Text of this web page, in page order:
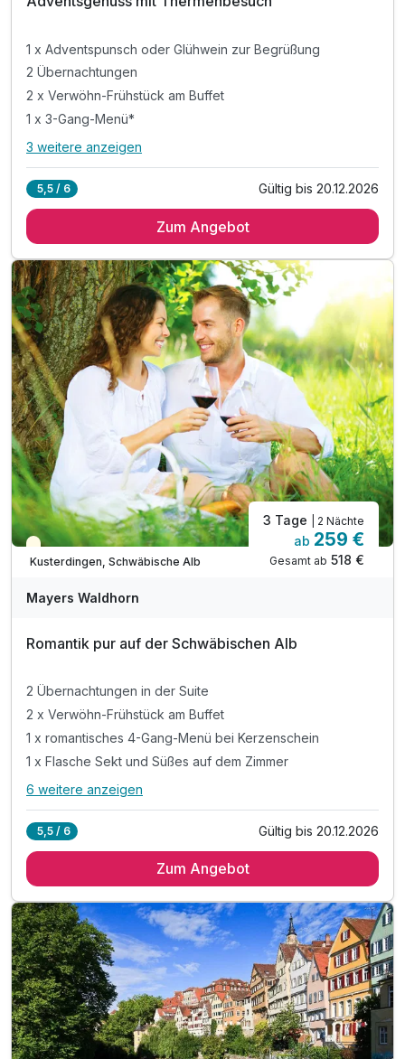
1 x Adventspunsch oder Glühwein zur Begrüßung
2 Übernachtungen
2 x Verwöhn-Frühstück am Buffet
1 x 3-Gang-Menü*
Alle Inklusivleistungen
1 x 3-Gang-Menü*
inkl. Alb Card**
inkl. Parkplatz
inkl. WLAN
3 weitere anzeigen
5,5 / 6 Gültig bis 20.12.2026
Zum Angebot
Teilweise ausgelastet
Kusterdingen, Schwäbische Alb
3 Tage | 2 Nächte
ab 259 €
Gesamt ab 518 €
Mayers Waldhorn
Romantik pur auf der Schwäbischen Alb
2 Übernachtungen in der Suite
2 x Verwöhn-Frühstück am Buffet
1 x romantisches 4-Gang-Menü bei Kerzenschein
1 x Flasche Sekt und Süßes auf dem Zimmer
Alle Inklusivleistungen
2 x Verwöhn-Frühstück am Buffet
1 x Flasche Sekt und Süßes auf dem Zimmer
1 x Kuschelkorb mit Leih-Bademantel, Slipper
1 x gefüllter Picknickkorb (leihweise)
inkl. Alb-Card***
inkl. 1 Flasche Mineralwasser auf dem Zimmer
inkl. Parkplatz
6 weitere anzeigen
5,5 / 6 Gültig bis 20.12.2026
Zum Angebot